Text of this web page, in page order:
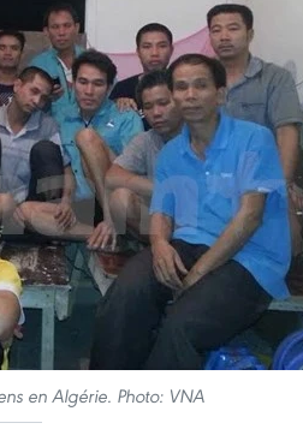
en Algérie. Photo: VNA